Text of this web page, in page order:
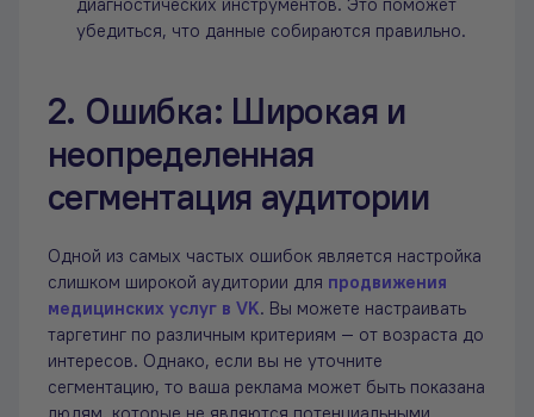
диагностических инструментов. Это поможет
убедиться, что данные собираются правильно.
2. Ошибка: Широкая и
неопределенная
сегментация аудитории
Одной из самых частых ошибок является настройка
слишком широкой аудитории для продвижения
медицинских услуг в VK. Вы можете настраивать
таргетинг по различным критериям — от возраста до
интересов. Однако, если вы не уточните
сегментацию, то ваша реклама может быть показана